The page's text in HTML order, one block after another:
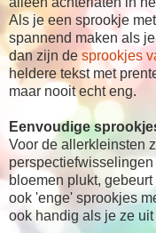
Als je een sprookje
spannend maken als
dan zijn de sprookjes
heldere tekst met
maar nooit echt eng.
Eenvoudige
Voor de allerkleinsten
bloemen plukt,
ook 'enge' sprookjes
ook handig als je ze